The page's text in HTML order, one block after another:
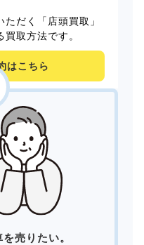
だく「店頭買取」
取方法です。
はこちら
売りたい。